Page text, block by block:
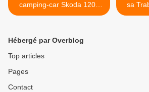
camping-car Skoda 1203
irrésistible.
sa
reparti
Hébergé par Overblog
Top articles
Pages
Contact